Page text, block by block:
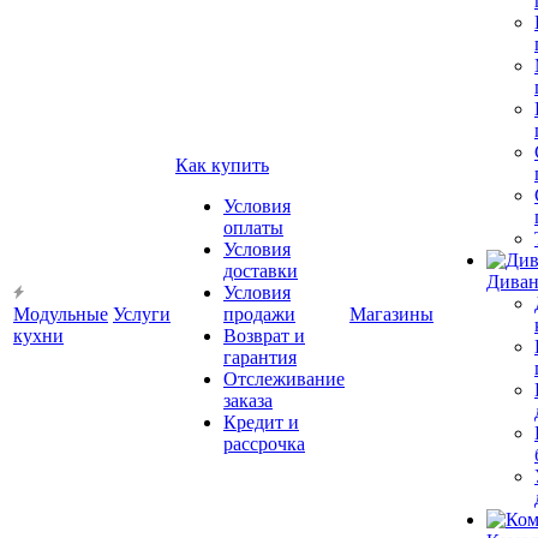
Модульные
кухни
Услуги
Как купить
Условия
оплаты
Условия
доставки
Условия
продажи
Возврат и
гарантия
Отслеживание
заказа
Кредит и
рассрочка
Магазины